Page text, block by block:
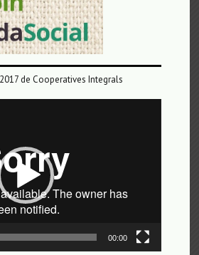
de Cooperatives Integrals
00:00